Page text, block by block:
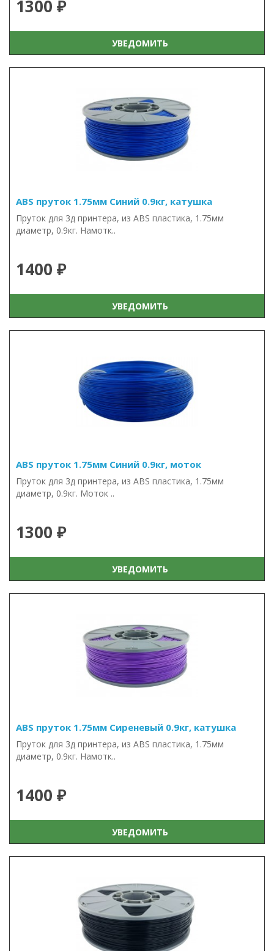
1300 ₽
УВЕДОМИТЬ
ABS пруток 1.75мм Синий 0.9кг, катушка
Пруток для 3д принтера, из ABS пластика, 1.75мм
диаметр, 0.9кг. Намотк..
1400 ₽
УВЕДОМИТЬ
ABS пруток 1.75мм Синий 0.9кг, моток
Пруток для 3д принтера, из ABS пластика, 1.75мм
диаметр, 0.9кг. Моток ..
1300 ₽
УВЕДОМИТЬ
ABS пруток 1.75мм Сиреневый 0.9кг, катушка
Пруток для 3д принтера, из ABS пластика, 1.75мм
диаметр, 0.9кг. Намотк..
1400 ₽
УВЕДОМИТЬ